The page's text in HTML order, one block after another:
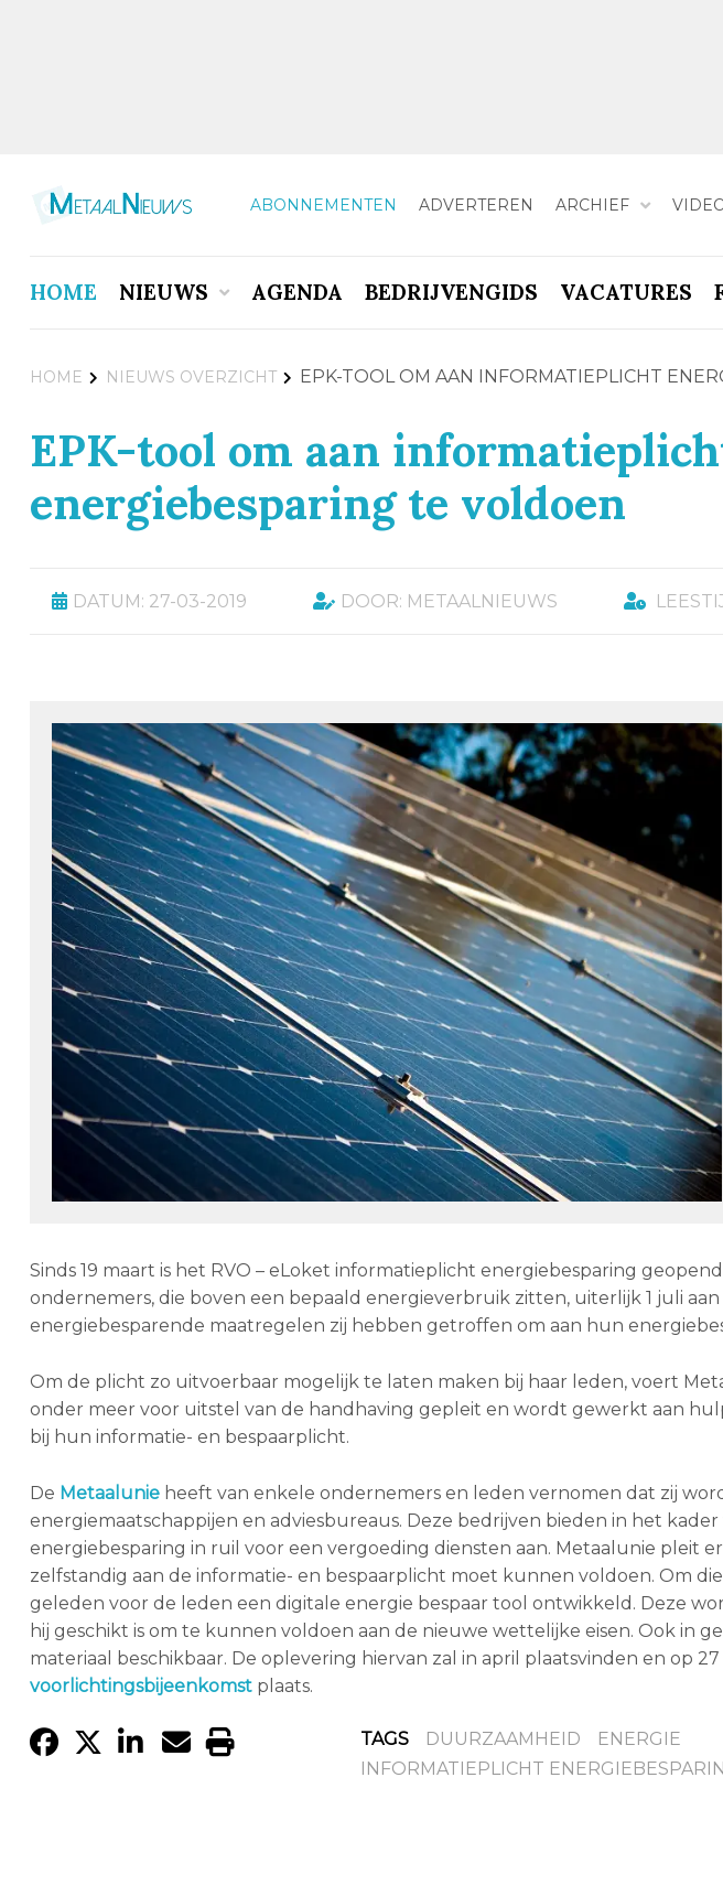
ABONNEMENTEN ADVERTEREN ARCHIEF
HOME NIEUWS AGENDA BEDRIJVENGIDS VACATURES
HOME NIEUWS OVERZICHT EPK-TOOL OM AAN INFORMATIEPLICHT
EPK-tool om aan
energiebesparing te voldoen
DATUM: 27-03-2019 DOOR: METAALNIEUWS
Sinds 19 maart is het RVO – eLoket informatieplicht energiebesparing
ondernemers, die boven een bepaald energieverbruik zitten, uiterlijk 1 juli
energiebesparende maatregelen zij hebben getroffen om aan hun
Om de plicht zo uitvoerbaar mogelijk te laten maken bij haar leden, voert
onder meer voor uitstel van de handhaving gepleit en wordt gewerkt aan
bij hun informatie- en bespaarplicht.
De Metaalunieheeft van enkele ondernemers en leden vernomen dat zij
energiemaatschappijen en adviesbureaus. Deze bedrijven bieden in het
energiebesparing in ruil voor een vergoeding diensten aan. Metaalunie pleit
zelfstandig aan de informatie- en bespaarplicht moet kunnen voldoen. Om
geleden voor de leden een digitale energie bespaar tool ontwikkeld. Deze
hij geschikt is om te kunnen voldoen aan de nieuwe wettelijke eisen. Ook in
materiaal beschikbaar. De oplevering hiervan zal in april plaatsvinden en op
voorlichtingsbijeenkomstplaats.
TAGS DUURZAAMHEID
ENERGIE
INFORMATIEPLICHT